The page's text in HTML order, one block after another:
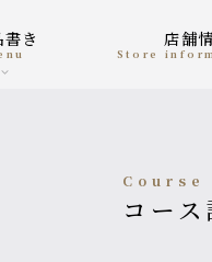
書き 店
Store
コー